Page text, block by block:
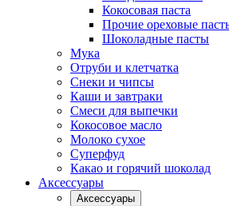
Кокосовая паста
Прочие ореховые
Шоколадные пасты
Мука
Отруби и клетчатка
Снеки и чипсы
Каши и завтраки
Смеси для выпечки
Кокосовое масло
Молоко сухое
Суперфуд
Какао и горячий шоколад
Аксессуары
Аксессуары